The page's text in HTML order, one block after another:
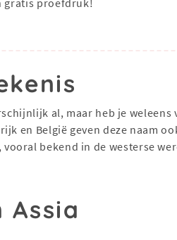
al, maar heb je weleens
en België geven deze naam
bekend in de westerse
Assia